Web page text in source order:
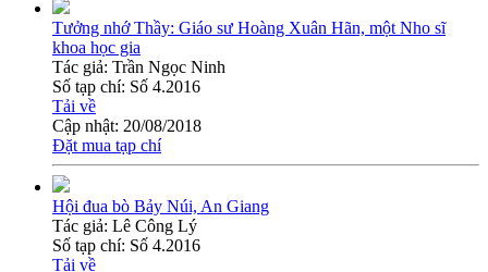
Tưởng nhớ Thầy: Giáo sư Hoàng Xuân Hãn, một Nho sĩ
khoa học gia
Tác giả: Trần Ngọc Ninh
Số tạp chí: Số 4.2016
Tải về
Cập nhật: 20/08/2018
Đặt mua tạp chí
Hội đua bò Bảy Núi, An Giang
Tác giả: Lê Công Lý
Số tạp chí: Số 4.2016
Tải về